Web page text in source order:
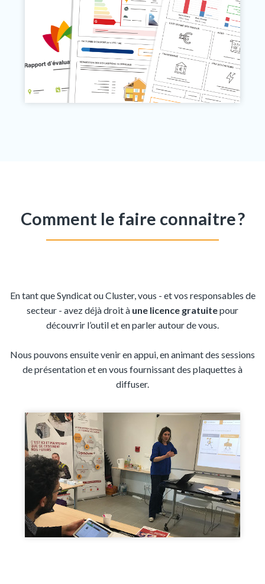
Comment le faire connaitre ?
En tant que Syndicat ou Cluster, vous - et vos responsables de
secteur - avez déjà droit à une licence gratuitepour
découvrir l’outil et en parler autour de vous.
Nous pouvons ensuite venir en appui, en animant des sessions
de présentation et en vous fournissant des plaquettes à
diffuser.